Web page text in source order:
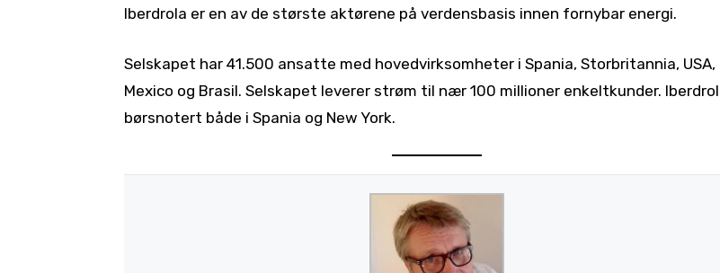
Iberdrola er en av de største aktørene på verdensbasis innen fornybar energi.
Selskapet har 41.500 ansatte med hovedvirksomheter i Spania, Storbritannia, USA,
Mexico og Brasil. Selskapet leverer strøm til nær 100 millioner enkeltkunder.
børsnotert både i Spania og New York.